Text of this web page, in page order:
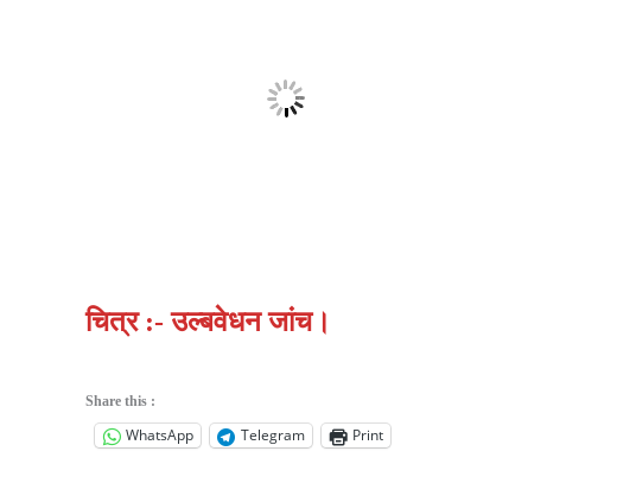
चित्र :- उल्बवेधन जांच।
Share this :
WhatsApp Telegram Print